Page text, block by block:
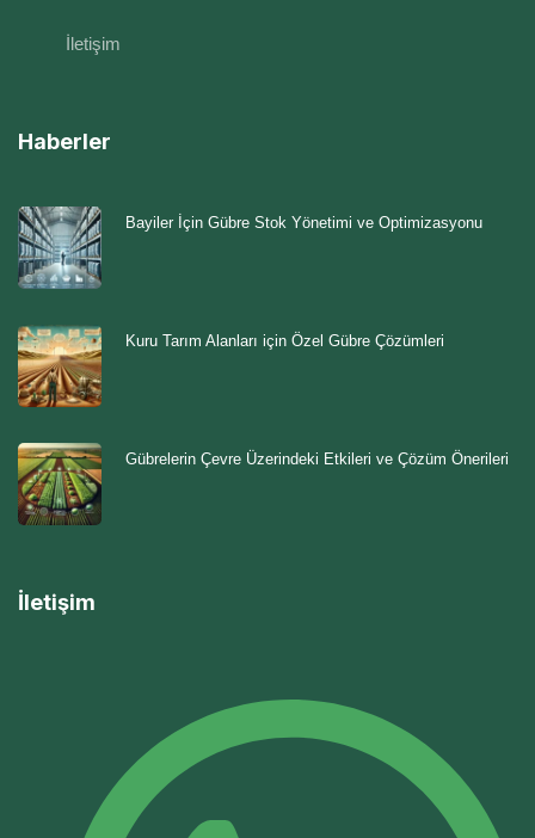
İletişim
Haberler
Bayiler İçin Gübre Stok Yönetimi ve Optimizasyonu
Kuru Tarım Alanları için Özel Gübre Çözümleri
Gübrelerin Çevre Üzerindeki Etkileri ve Çözüm Önerileri
İletişim